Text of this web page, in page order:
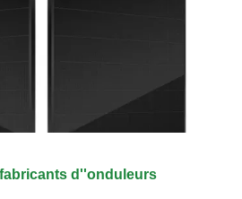
d''onduleurs